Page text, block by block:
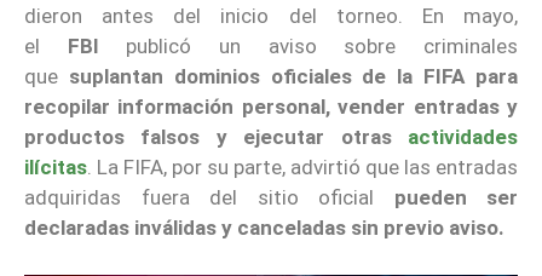
dieron antes del inicio del torneo. En mayo,
el FBI publicó un aviso sobre criminales
que suplantan dominios oficiales de la FIFA para
recopilar información personal, vender entradas y
productos falsos y ejecutar otras actividades
ilícitas. La FIFA, por su parte, advirtió que las entradas
adquiridas fuera del sitio oficial pueden ser
declaradas inválidas y canceladas sin previo aviso.